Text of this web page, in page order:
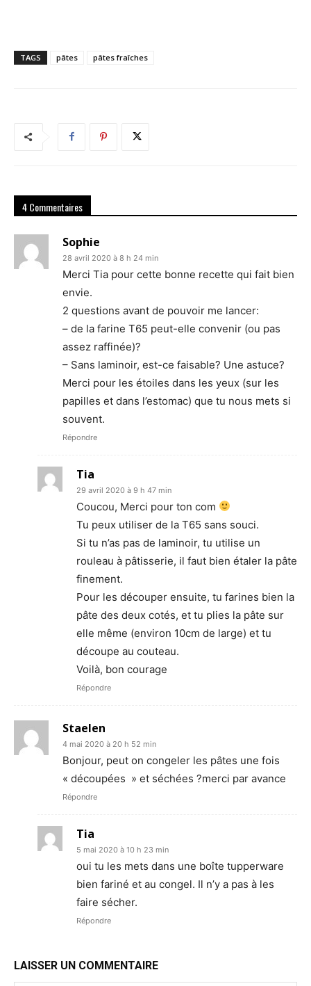
TAGS pâtes pâtes fraîches
4 Commentaires
Sophie
28 avril 2020 à 8 h 24 min
Merci Tia pour cette bonne recette qui fait bien
envie.
2 questions avant de pouvoir me lancer:
– de la farine T65 peut-elle convenir (ou pas
assez raffinée)?
– Sans laminoir, est-ce faisable? Une astuce?
Merci pour les étoiles dans les yeux (sur les
papilles et dans l’estomac) que tu nous mets si
souvent.
Répondre
Tia
29 avril 2020 à 9 h 47 min
Coucou, Merci pour ton com
Tu peux utiliser de la T65 sans souci.
Si tu n’as pas de laminoir, tu utilise un
rouleau à pâtisserie, il faut bien étaler la pâte
finement.
Pour les découper ensuite, tu farines bien la
pâte des deux cotés, et tu plies la pâte sur
elle même (environ 10cm de large) et tu
découpe au couteau.
Voilà, bon courage
Répondre
Staelen
4 mai 2020 à 20 h 52 min
Bonjour, peut on congeler les pâtes une fois
« découpées » et séchées ?merci par avance
Répondre
Tia
5 mai 2020 à 10 h 23 min
oui tu les mets dans une boîte tupperware
bien fariné et au congel. Il n’y a pas à les
faire sécher.
Répondre
LAISSER UN COMMENTAIRE